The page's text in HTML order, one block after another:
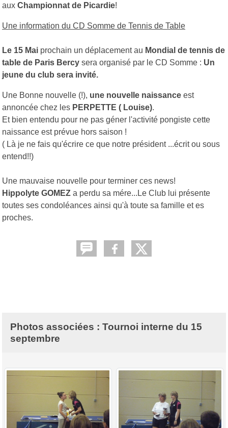
aux Championnat de Picardie!
Une information du CD Somme de Tennis de Table
Le 15 Mai prochain un déplacement au Mondial de tennis de
table de Paris Bercy sera organisé par le CD Somme : Un
jeune du club sera invité.
Une Bonne nouvelle (!), une nouvelle naissance est
annoncée chez les PERPETTE ( Louise).
Et bien entendu pour ne pas géner l'activité pongiste cette
naissance est prévue hors saison !
( Là je ne fais qu'écrire ce que notre président ...écrit ou sous
entend!!)
Une mauvaise nouvelle pour terminer ces news!
Hippolyte GOMEZ a perdu sa mére...Le Club lui présente
toutes ses condoléances ainsi qu'à toute sa famille et es
proches.
Photos associées : Tournoi interne du 15
septembre